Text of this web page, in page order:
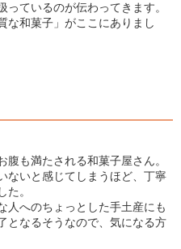
ているのが伝わってきます。
な和菓子」がここにありまし
も満たされる和菓子屋さん。
ないと感じてしまうほど、丁寧
た。
人へのちょっとした手土産にも
となるそうなので、気になる方